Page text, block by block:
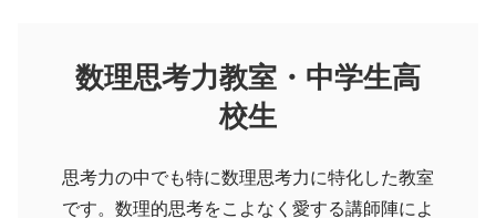
数理思考力教室・中学生高
校生
思考力の中でも特に数理思考力に特化した教室
です。数理的思考をこよなく愛する講師陣によ